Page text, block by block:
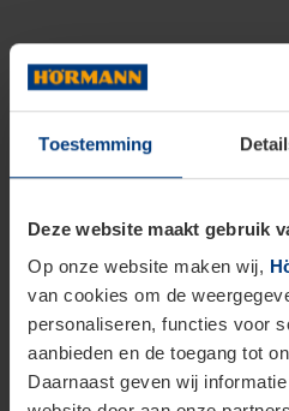
Toestemming
Deze website maakt gebruik
Op onze website maken wij,
van cookies om de
personaliseren, functies voor
aanbieden en de toegang tot
Daarnaast geven wij